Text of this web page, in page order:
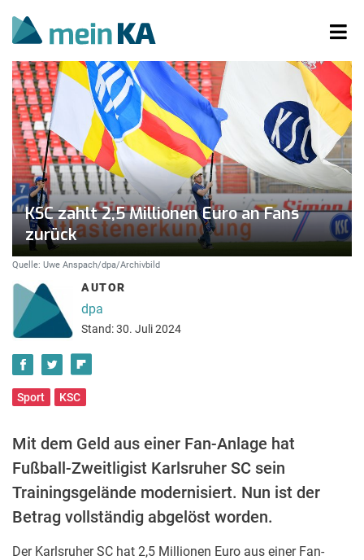
KSC zahlt 2,5 Millionen Euro an Fans
zurück
Quelle: Uwe Anspach/dpa/Archivbild
AUTOR
dpa
Stand: 30. Juli 2024
Sport KSC
Mit dem Geld aus einer Fan-Anlage hat
Fußball-Zweitligist Karlsruher SC sein
Trainingsgelände modernisiert. Nun ist der
Betrag vollständig abgelöst worden.
Der Karlsruher SC hat 2,5 Millionen Euro aus einer Fan-